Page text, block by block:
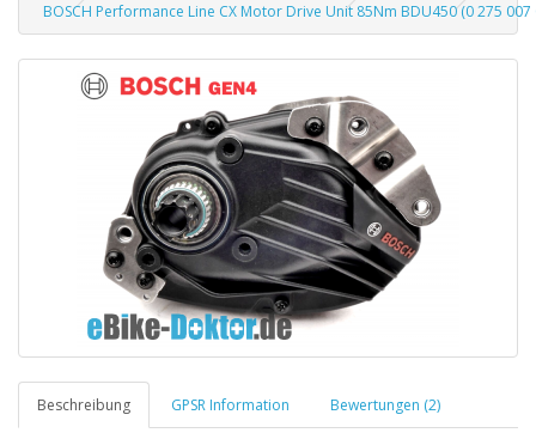
BOSCH Performance Line CX Motor Drive Unit 85Nm BDU450 (0 275 007
Beschreibung GPSR Information Bewertungen (2)